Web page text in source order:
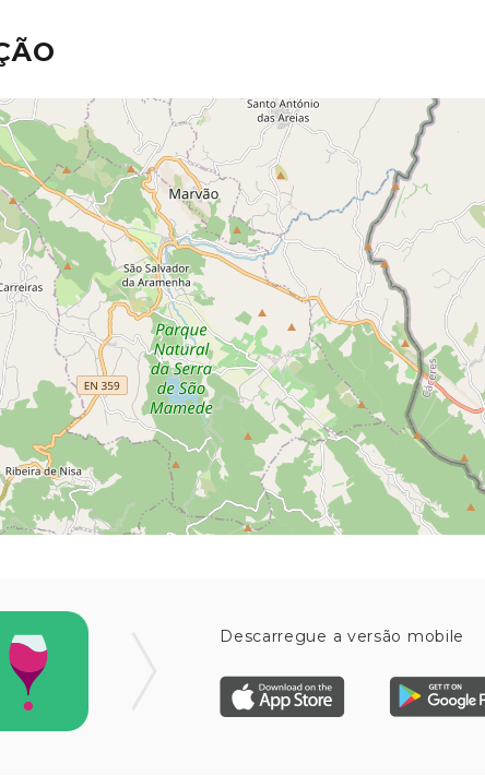
Descarregue a versão mobile